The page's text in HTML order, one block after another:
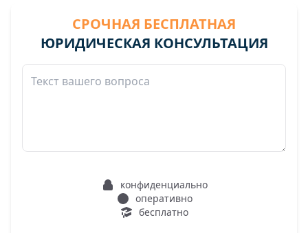
СРОЧНАЯ БЕСПЛАТНАЯ
ЮРИДИЧЕСКАЯ КОНСУЛЬТАЦИЯ
конфиденциально
оперативно
бесплатно